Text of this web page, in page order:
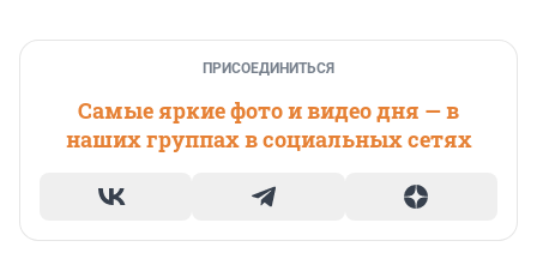
ПРИСОЕДИНИТЬСЯ
Самые яркие фото и видео дня — в
наших группах в социальных сетях